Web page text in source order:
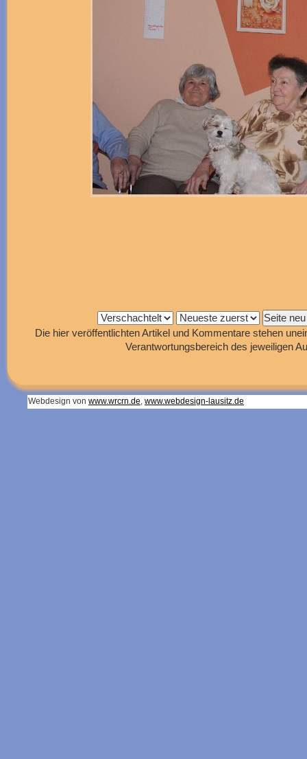
Die hier veröffentlichten Artikel und Kommentare stehen
Verantwortungsbereich des jeweiligen
Webdesign von www.wrcrn.de, www.webdesign-lausitz.de